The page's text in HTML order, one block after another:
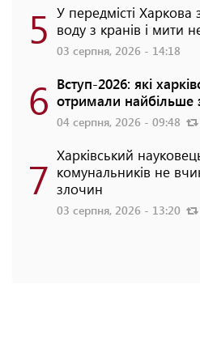
5 У передмісті
воду з кранів і мити
03 серпня, 2026 - 14:18
6 Вступ-2026: які
отримали найбільше
04 серпня, 2026 - 09:48
7 Харківський
комунальників не
злочин
03 серпня, 2026 - 13:20